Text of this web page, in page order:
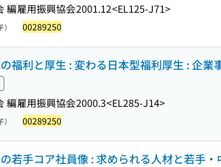
編雇用振興協会2001.12<EL125-J71>
00289250
福利と厚生 : 変わる日本型福利厚生 : 企業
編雇用振興協会2000.3<EL285-J14>
00289250
若手コア社員像 : 求められる人材と若手